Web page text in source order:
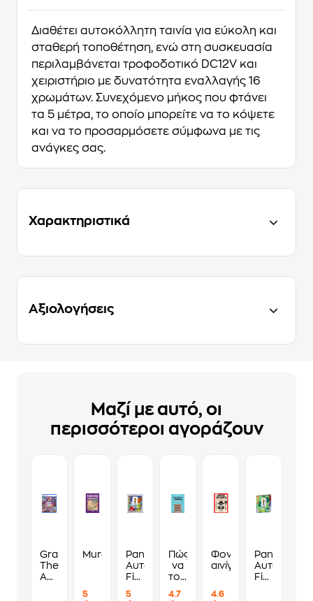
Διαθέτει αυτοκόλλητη ταινία για εύκολη και
σταθερή τοποθέτηση, ενώ στη συσκευασία
περιλαμβάνεται τροφοδοτικό DC12V και
χειριστήριο με δυνατότητα εναλλαγής 16
χρωμάτων. Συνεχόμενο μήκος που φτάνει
τα 5 μέτρα, το οποίο μπορείτε να το κόψετε
και να το προσαρμόσετε σύμφωνα με τις
ανάγκες σας.
Χαρακτηριστικά
Αξιολογήσεις
Μαζί με αυτό, οι
περισσότεροι αγοράζουν
Grand
Theft
Auto
Standard
Murdoku
5
Panini
Αυτοκόλλητα
Fifa
Cup
5
Πώς
να
τους
να
4.7
Φονικά
αινίγματα
4.6
Panini
Fifa